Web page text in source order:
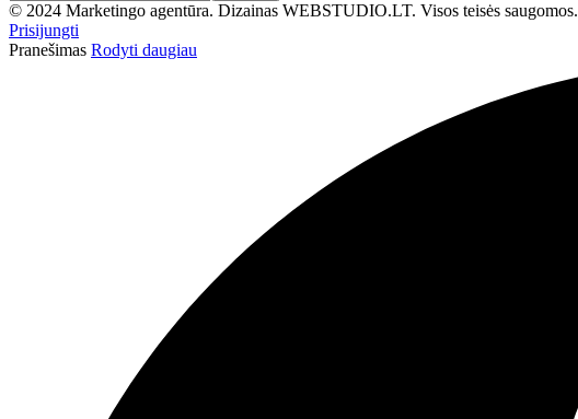
© 2024 Marketingo agentūra. Dizainas WEBSTUDIO.LT. Visos teisės saugomos.
Prisijungti
Pranešimas Rodyti daugiau